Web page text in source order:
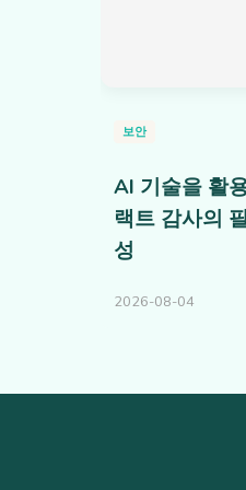
보안
AI 기술을 활
랙트 감사의
성
2026-08-04